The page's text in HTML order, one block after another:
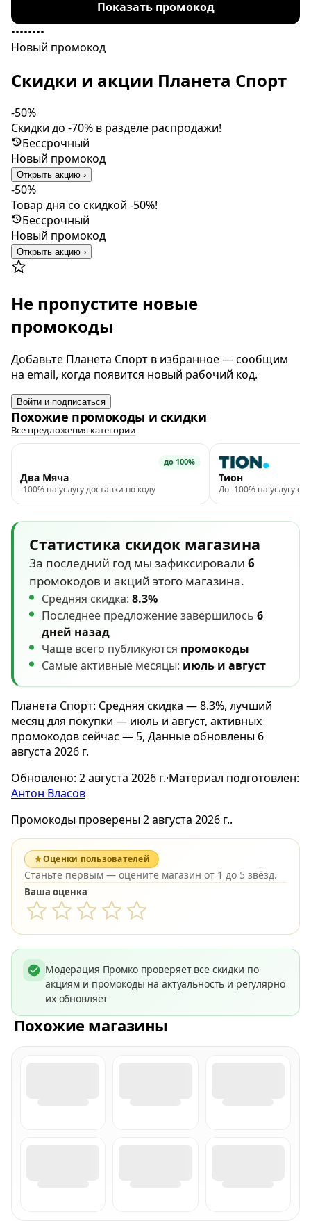
Показать промокод
••••••••
Новый промокод
Скидки и акции Планета Спорт
-50%
Скидки до -70% в разделе распродажи!
Бессрочный
Новый промокод
Открыть акцию ›
-50%
Товар дня со скидкой -50%!
Бессрочный
Новый промокод
Открыть акцию ›
Не пропустите новые
промокоды
Добавьте Планета Спорт в избранное — сообщим
на email, когда появится новый рабочий код.
Войти и подписаться
Похожие промокоды и скидки
Все предложения категории
до 100%
Два Мяча
-100% на услугу доставки по коду
Тион
До -100% на услугу
Статистика скидок магазина
За последний год мы зафиксировали 6
промокодов и акций этого магазина.
Средняя скидка: 8.3%
Последнее предложение завершилось 6
дней назад
Чаще всего публикуются промокоды
Самые активные месяцы: июль и август
Планета Спорт: Средняя скидка — 8.3%, лучший
месяц для покупки — июль и август, активных
промокодов сейчас — 5, Данные обновлены 6
августа 2026 г.
Обновлено: 2 августа 2026 г.·Материал подготовлен:
Антон Власов
Промокоды проверены 2 августа 2026 г..
Оценки пользователей
Станьте первым — оцените магазин от 1 до 5 звёзд.
Ваша оценка
Модерация Промко проверяет все скидки по
акциям и промокоды на актуальность и регулярно
их обновляет
Похожие магазины